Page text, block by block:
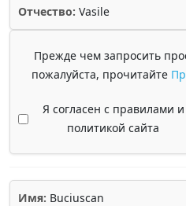
Отчество: Vasile
Прежде чем запросить
пожалуйста, прочитайте
Я согласен с правилами и
политикой сайта
Имя: Buciuscan